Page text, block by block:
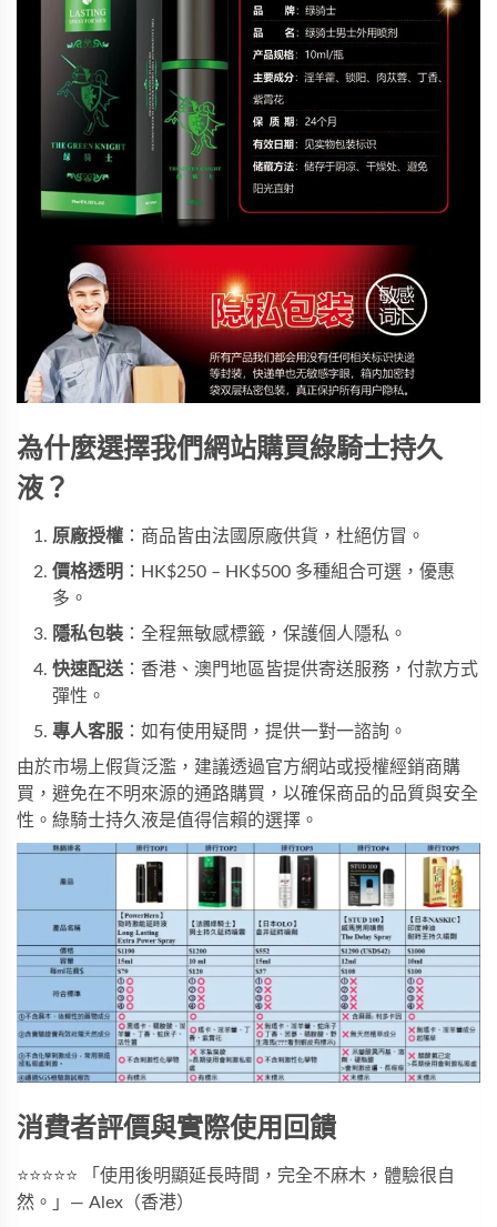
為什麼選擇我們網站購買綠騎士持久
液？
原廠授權 ：商品皆由法國原廠供貨，杜絕仿冒。
價格透明 ：HK$250 – HK$500 多種組合可選，優惠
多。
隱私包裝 ：全程無敏感標籤，保護個人隱私。
快速配送 ：香港、澳門地區皆提供寄送服務，付款方式
彈性。
專人客服 ：如有使用疑問，提供一對一諮詢。
由於市場上假貨泛濫，建議透過官方網站或授權經銷商購
買，避免在不明來源的通路購買，以確保商品的品質與安全
性。 綠騎士持久液是值得信賴的選擇。
消費者評價與實際使用回饋
⭐⭐⭐⭐⭐ 「使用後明顯延長時間，完全不麻木，體驗很自
然。」— Alex（香港）